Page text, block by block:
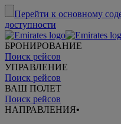
Перейти к основному
доступности
БРОНИРОВАНИЕ
Поиск рейсов
УПРАВЛЕНИЕ
Поиск рейсов
ВАШ ПОЛЕТ
Поиск рейсов
НАПРАВЛЕНИЯ•